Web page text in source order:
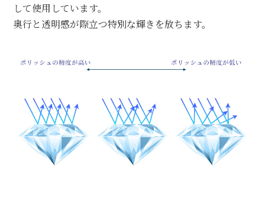
して使用しています。
奥行と透明感が際立つ特別な輝きを放ちます。